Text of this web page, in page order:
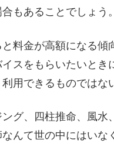
もあることでしょう。
料金が高額になる
スをもらいたいと
用できるものではな
グ、四柱推命、風水
んて世の中にはいな